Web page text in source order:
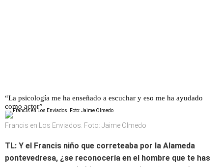
“La psicología me ha enseñado a escuchar y eso me ha ayudado
como actor”
Francis en Los Enviados. Foto: Jaime Olmedo
TL: Y el Francis niño que correteaba por la Alameda
pontevedresa, ¿se reconocería en el hombre que te has